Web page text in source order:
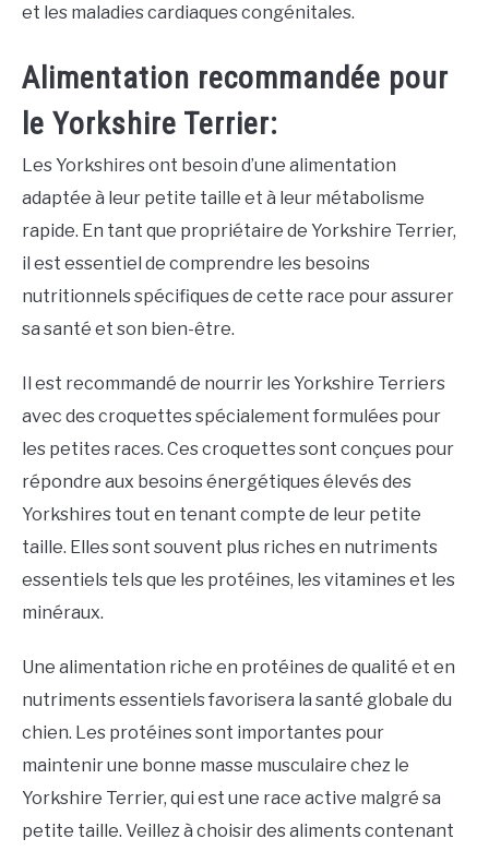
et les maladies cardiaques congénitales.
Alimentation recommandée pour
le Yorkshire Terrier:
Les Yorkshires ont besoin d’une alimentation
adaptée à leur petite taille et à leur métabolisme
rapide. En tant que propriétaire de Yorkshire Terrier,
il est essentiel de comprendre les besoins
nutritionnels spécifiques de cette race pour assurer
sa santé et son bien-être.
Il est recommandé de nourrir les Yorkshire Terriers
avec des croquettes spécialement formulées pour
les petites races. Ces croquettes sont conçues pour
répondre aux besoins énergétiques élevés des
Yorkshires tout en tenant compte de leur petite
taille. Elles sont souvent plus riches en nutriments
essentiels tels que les protéines, les vitamines et les
minéraux.
Une alimentation riche en protéines de qualité et en
nutriments essentiels favorisera la santé globale du
chien. Les protéines sont importantes pour
maintenir une bonne masse musculaire chez le
Yorkshire Terrier, qui est une race active malgré sa
petite taille. Veillez à choisir des aliments contenant